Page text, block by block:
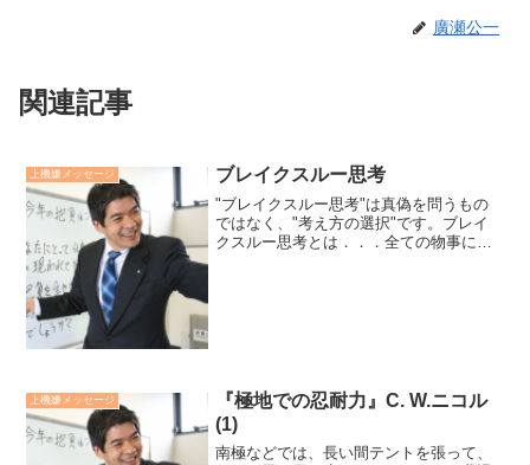
廣瀬公一
関連記事
上機嫌メッセージ ブレイクスルー思考
"ブレイクスルー思考"は真偽を問うもの
ではなく、"考え方の選択"です。ブレイ
クスルー思考とは．．．全ての物事には
上機嫌メッセージ
『極地での忍耐力』C. W.ニコル
(1)
南極などでは、長い間テントを張って、